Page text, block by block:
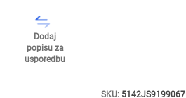
Dodaj
popisu za
usporedbu
SKU: 5142JS9199067